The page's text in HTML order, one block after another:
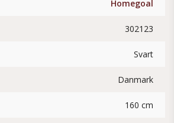
Homegoal
302123
Svart
Danmark
160 cm